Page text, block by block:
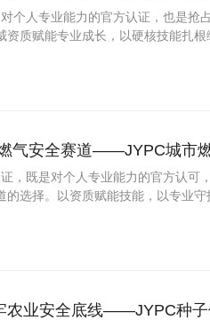
个人专业能力的官方认证，也是抢
资质赋能专业成长，以硬核技能扎
气安全赛道——JYPC城市
，既是对个人专业能力的官方认可
的选择。以资质赋能技能，以专业
农业安全底线——JYPC种